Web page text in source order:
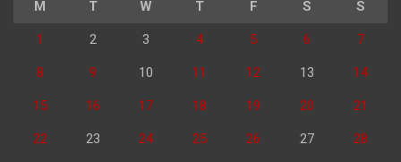
M T W T F S S
1 2 3 4 5 6 7
8 9 10 11 12 13 14
15 16 17 18 19 20 21
22 23 24 25 26 27 28